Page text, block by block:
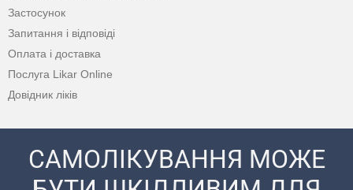
Застосунок
Запитання і відповіді
Оплата і доставка
Послуга Likar Online
Довідник ліків
САМОЛІКУВАННЯ МОЖЕ